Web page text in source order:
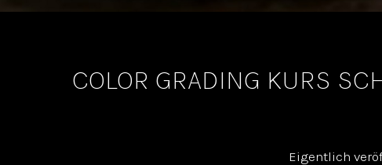
COLOR GRADING KURS
Eigentlich